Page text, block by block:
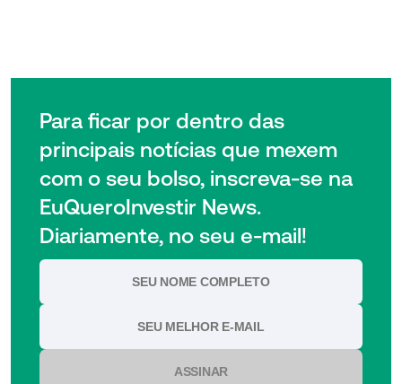
Para ficar por dentro das
principais notícias que mexem
com o seu bolso, inscreva-se na
EuQueroInvestir News.
Diariamente, no seu e-mail!
ASSINAR